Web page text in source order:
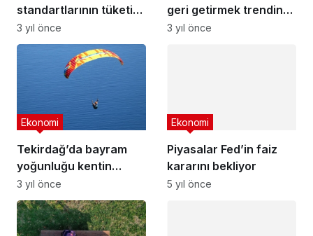
standartlarının tüketici
harcamalarını daha
kısıtlayacağı
uyarısında bulundu
3 yıl önce
geri getirmek trendin
altında bir büyüme
3 yıl önce
Tekirdağ’da bayram
yoğunluğu kentin
ekonomisini
canlandırdı
Ekonomi
3 yıl önce
Piyasalar Fed’in faiz
kararını bekliyor
Ekonomi
5 yıl önce